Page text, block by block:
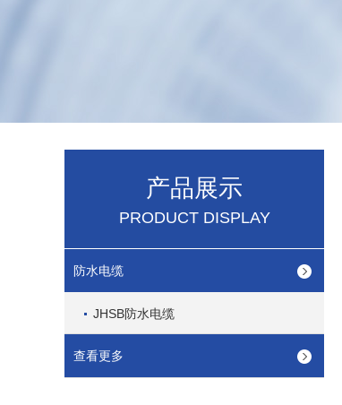
产品展示
PRODUCT DISPLAY
防水电缆
JHSB防水电缆
查看更多